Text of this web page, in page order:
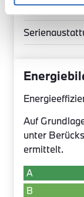
Auf
unter
ermittelt.
A
B